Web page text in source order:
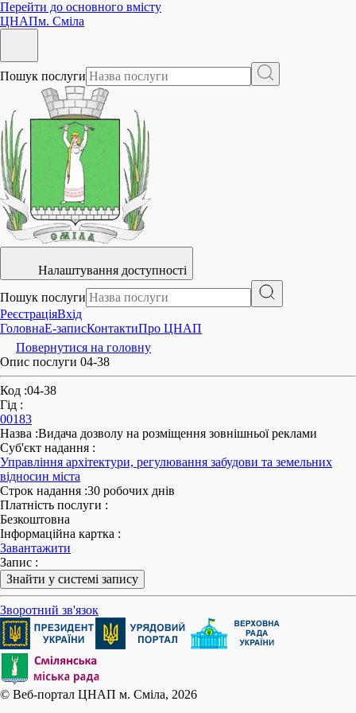
Перейти до основного вмісту
ЦНАПм. Сміла
Пошук послуги
Налаштування доступності
Пошук послуги
РеєстраціяВхід
ГоловнаE-записКонтактиПро ЦНАП
Повернутися на головну
Опис послуги 04-38
Код :04-38
Гід :
00183
Назва :Видача дозволу на розміщення зовнішньої реклами
Суб'єкт надання :
Управління архітектури, регулювання забудови та земельних
відносин міста
Строк надання :30 робочих днів
Платність послуги :
Безкоштовна
Інформаційна картка :
Завантажити
Запис :
Знайти у системі запису
Зворотний зв'язок
© Веб-портал ЦНАП м. Сміла, 2026